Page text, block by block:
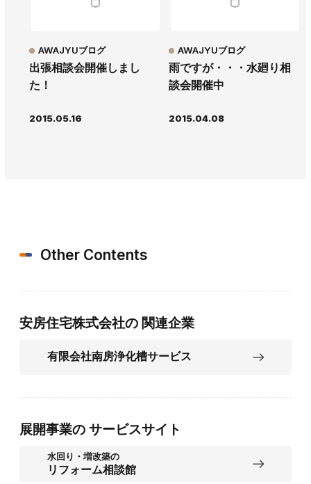
出張相談会開催しまし
た！
AWAJYUブログ
2015.05.16
雨ですが・・・水廻り相
談会開催中
AWAJYUブログ
2015.04.08
Other Contents
安房住宅株式会社の 関連企業
有限会社南房浄化槽サービス
展開事業の サービスサイト
水回り・増改築の
リフォーム相談館